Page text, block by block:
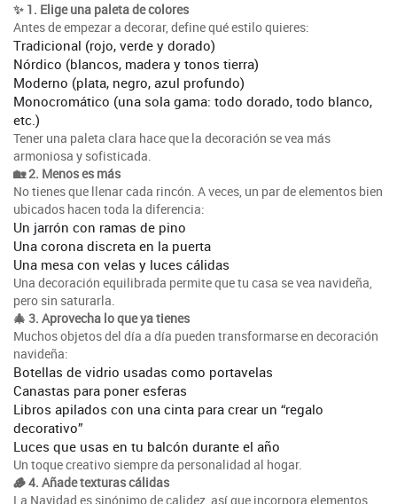
✨ 1. Elige una paleta de colores
Antes de empezar a decorar, define qué estilo quieres:
Tradicional (rojo, verde y dorado)
Nórdico (blancos, madera y tonos tierra)
Moderno (plata, negro, azul profundo)
Monocromático (una sola gama: todo dorado, todo blanco,
etc.)
Tener una paleta clara hace que la decoración se vea más
armoniosa y sofisticada.
🏡 2. Menos es más
No tienes que llenar cada rincón. A veces, un par de elementos bien
ubicados hacen toda la diferencia:
Un jarrón con ramas de pino
Una corona discreta en la puerta
Una mesa con velas y luces cálidas
Una decoración equilibrada permite que tu casa se vea navideña,
pero sin saturarla.
🎄 3. Aprovecha lo que ya tienes
Muchos objetos del día a día pueden transformarse en decoración
navideña:
Botellas de vidrio usadas como portavelas
Canastas para poner esferas
Libros apilados con una cinta para crear un “regalo
decorativo”
Luces que usas en tu balcón durante el año
Un toque creativo siempre da personalidad al hogar.
🪵 4. Añade texturas cálidas
La Navidad es sinónimo de calidez, así que incorpora elementos